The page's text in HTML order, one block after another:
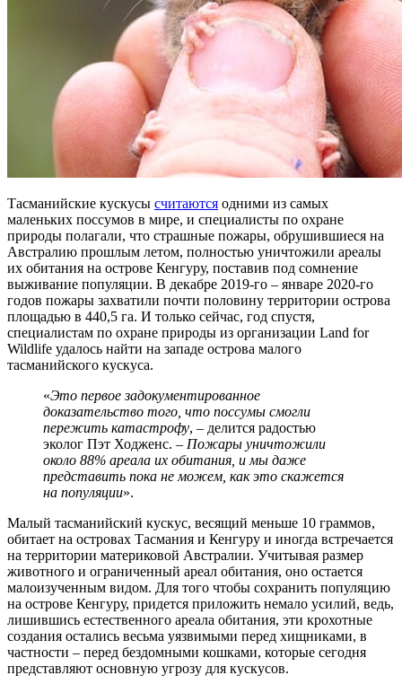
Тасманийские кускусы считаются одними из самых
маленьких поссумов в мире, и специалисты по охране
природы полагали, что страшные пожары, обрушившиеся на
Австралию прошлым летом, полностью уничтожили ареалы
их обитания на острове Кенгуру, поставив под сомнение
выживание популяции. В декабре 2019-го – январе 2020-го
годов пожары захватили почти половину территории острова
площадью в 440,5 га. И только сейчас, год спустя,
специалистам по охране природы из организации Land for
Wildlife удалось найти на западе острова малого
тасманийского кускуса.
«Это первое задокументированное
доказательство того, что поссумы смогли
пережить катастрофу, – делится радостью
эколог Пэт Ходженс. – Пожары уничтожили
около 88% ареала их обитания, и мы даже
представить пока не можем, как это скажется
на популяции».
Малый тасманийский кускус, весящий меньше 10 граммов,
обитает на островах Тасмания и Кенгуру и иногда встречается
на территории материковой Австралии. Учитывая размер
животного и ограниченный ареал обитания, оно остается
малоизученным видом. Для того чтобы сохранить популяцию
на острове Кенгуру, придется приложить немало усилий, ведь,
лишившись естественного ареала обитания, эти крохотные
создания остались весьма уязвимыми перед хищниками, в
частности – перед бездомными кошками, которые сегодня
представляют основную угрозу для кускусов.